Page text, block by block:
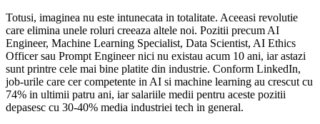
Totusi, imaginea nu este intunecata in totalitate. Aceeasi revolutie
care elimina unele roluri creeaza altele noi. Pozitii precum AI
Engineer, Machine Learning Specialist, Data Scientist, AI Ethics
Officer sau Prompt Engineer nici nu existau acum 10 ani, iar astazi
sunt printre cele mai bine platite din industrie. Conform LinkedIn,
job-urile care cer competente in AI si machine learning au crescut cu
74% in ultimii patru ani, iar salariile medii pentru aceste pozitii
depasesc cu 30-40% media industriei tech in general.